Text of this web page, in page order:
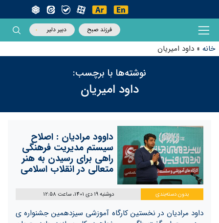
فرزند صبح دبیر دلیر
خانه » داود امیریان
نوشته‌ها با برچسب:
داود امیریان
داوود مرادیان : اصلاح
سیستم مدیریت فرهنگی
راهی برای رسیدن به هنر
متعالی در انقلاب اسلامی
بدون دسته‌بندی دوشنبه 19 دی 1401، ساعت 12:58
داود مرادیان در نخستین کارگاه آموزشی سیزدهمین جشنواره ی